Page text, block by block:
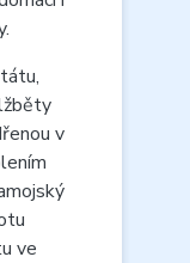
v
ve